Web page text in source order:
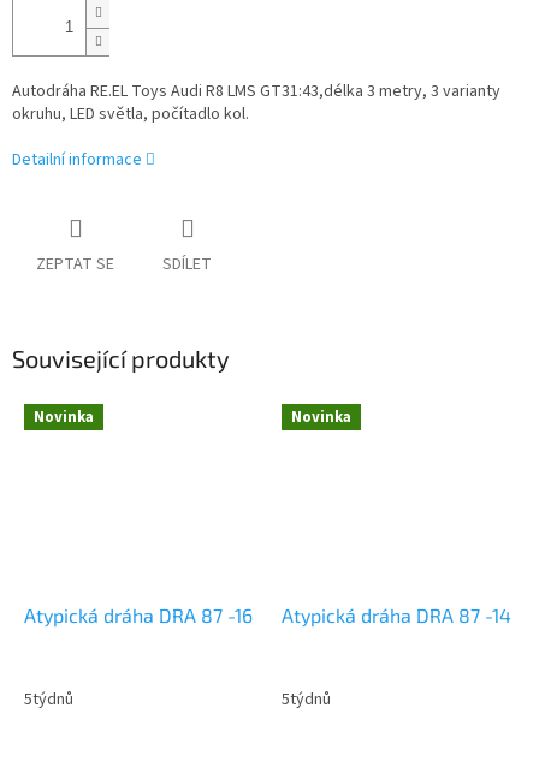
Autodráha RE.EL Toys Audi R8 LMS GT31:43,délka 3 metry, 3 varianty
okruhu, LED světla, počítadlo kol.
Detailní informace
ZEPTAT SE SDÍLET
Související produkty
Novinka
Atypická dráha DRA 87 -16
5týdnů
Novinka
Atypická dráha DRA 87 -14
5týdnů